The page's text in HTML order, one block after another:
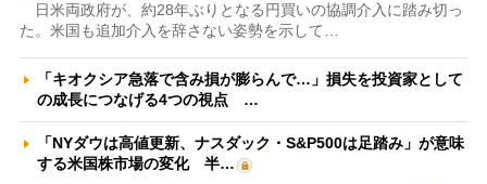
日米両政府が、約28年ぶりとなる円買いの協調介入に踏み切っ
た。米国も追加介入を辞さない姿勢を示して…
「キオクシア急落で含み損が膨らんで…」損失を投資家として
の成長につなげる4つの視点 …
「NYダウは高値更新、ナスダック・S&P500は足踏み」が意味
する米国株市場の変化 半…